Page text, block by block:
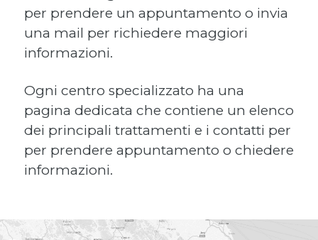
per prendere un appuntamento o invia
una mail per richiedere maggiori
informazioni.
Ogni centro specializzato ha una
pagina dedicata che contiene un elenco
dei principali trattamenti e i contatti per
per prendere appuntamento o chiedere
informazioni.